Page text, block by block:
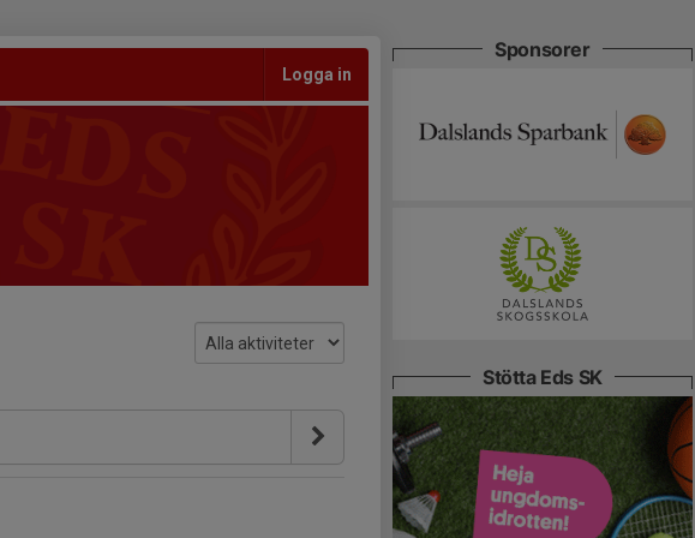
Logga in
Sponsorer
Stötta Eds SK